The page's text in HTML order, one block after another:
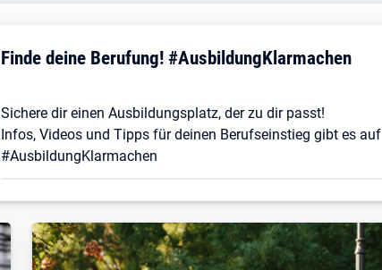
Finde deine Berufung! #AusbildungKlarmachen
Sichere dir einen Ausbildungsplatz, der zu dir passt!
Infos, Videos und Tipps für deinen Berufseinstieg gibt es auf
#AusbildungKlarmachen